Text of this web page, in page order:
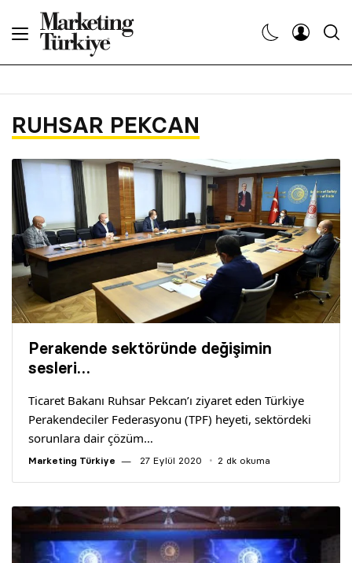
RUHSAR PEKCAN
Perakende sektöründe değişimin
sesleri…
Ticaret Bakanı Ruhsar Pekcan’ı ziyaret eden Türkiye
Perakendeciler Federasyonu (TPF) heyeti, sektördeki
sorunlara dair çözüm…
Marketing Türkiye 27 Eylül 2020 2 dk okuma
Dergiler
Etkinlikler
Söyleşiler
Kariyer
Yazarlar
Araştırma